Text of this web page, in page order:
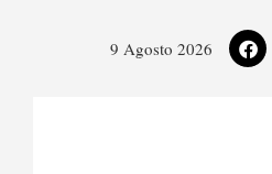
9 Agosto 2026